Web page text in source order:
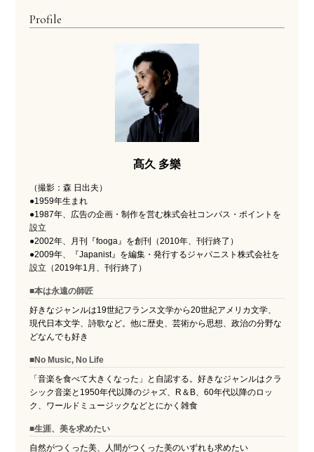
Profile
髙久 多樂
（撮影：森 日出夫）
●1959年生まれ
●1987年、広告の企画・制作を営む株式会社コンパス・ポイントを
設立
●2002年、月刊『fooga』を創刊（2010年、刊行終了）
●2009年、『Japanist』を編集・発行するジャパニスト株式会社を
設立（2019年1月、刊行終了）
■本は永遠の師匠
好きなジャンルは19世紀フランス文学から20世紀アメリカ文学、
現代日本文学、詩歌など。他に歴史、芸術から思想、政治の分野な
どなんでも好き
■No Music, No Life
「音楽を食べて大きくなった」と自認する。好きなジャンルはクラ
シック音楽と1950年代以降のジャズ、R＆B、60年代以降のロッ
ク、ワールドミュージックなどとにかく雑食
■生涯、美を求めたい
自然がつくった美、人間がつくった美のいずれも求めたい